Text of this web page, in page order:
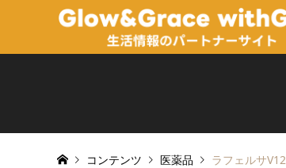
コンテンツ 医薬品 ラフェルサV12